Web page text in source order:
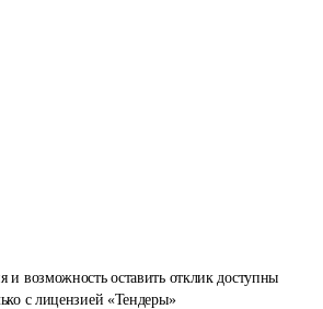
и возможность оставить отклик доступны
с лицензией «Тендеры»